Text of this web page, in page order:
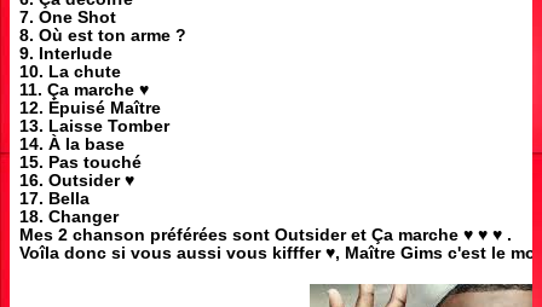
7. One Shot
8. Où est ton arme ?
9. Interlude
10. La chute
11. Ça marche ♥
12. Épuisé Maître
13. Laisse Tomber
14. À la base
15. Pas touché
16. Outsider ♥
17. Bella
18. Changer
Mes 2 chanson préférées sont Outsider et Ça marche ♥ ♥ ♥ .
Voîla donc si vous aussi vous kifffer ♥, Maître Gims c'est le